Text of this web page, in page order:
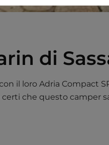
di
il loro Adria Compact
che questo